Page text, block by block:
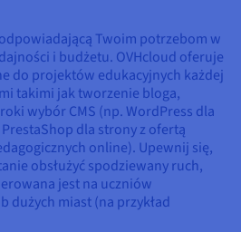
Twoim potrzebom w
i budżetu. OVHcloud oferuje
do projektów edukacyjnych każdej
takimi jak tworzenie bloga,
wybór CMS (np. WordPress dla
dla strony z ofertą
online). Upewnij się,
obsłużyć spodziewany ruch,
jest na uczniów
dużych miast (na przykład